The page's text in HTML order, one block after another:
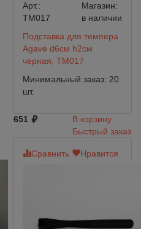
Арт.:
TM017
Магазин:
в наличии
Подставка для темпера
Agave d6см h2см
черная, TM017
Минимальный заказ: 20
шт.
651
В корзину
Быстрый заказ
Сравнить Нравится